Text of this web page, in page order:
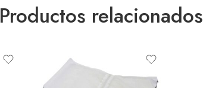
Productos relacionados